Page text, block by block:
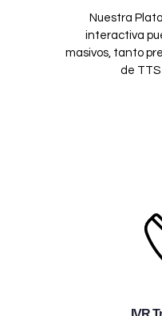
Nuestra
interactiva
masivos, tanto
de TTS